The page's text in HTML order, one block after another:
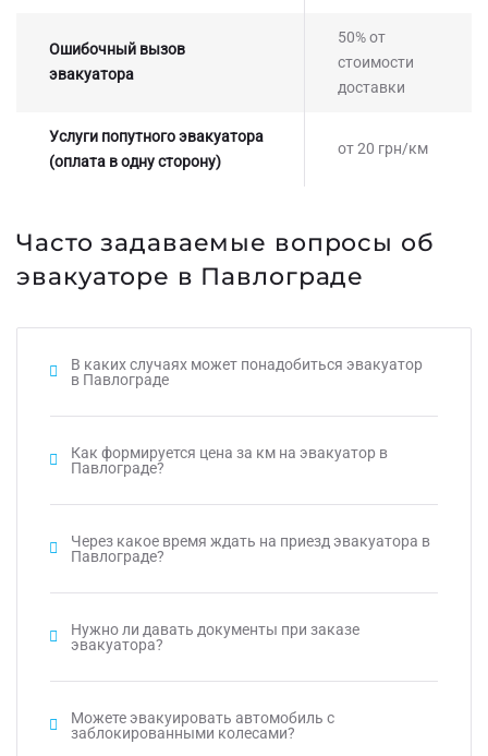
Ошибочный вызов
эвакуатора
50% от
стоимости
доставки
Услуги попутного эвакуатора
(оплата в одну сторону)
от 20 грн/км
Часто задаваемые вопросы об
эвакуаторе в Павлограде
В каких случаях может понадобиться эвакуатор
в Павлограде
Как формируется цена за км на эвакуатор в
Павлограде?
Через какое время ждать на приезд эвакуатора в
Павлограде?
Нужно ли давать документы при заказе
эвакуатора?
Можете эвакуировать автомобиль с
заблокированными колесами?